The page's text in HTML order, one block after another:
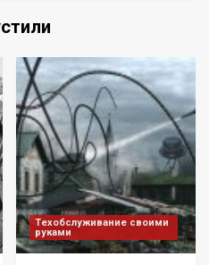
Техобслуживание своими
руками